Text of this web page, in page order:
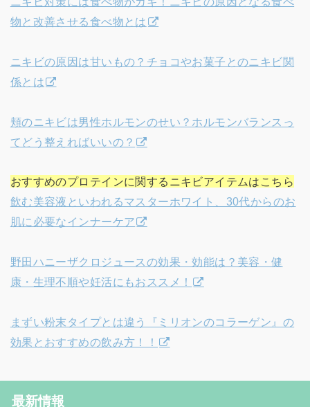
物と改善させる食べ物とは
ニキビの原因は甘いもの？チョコやお菓子とのニキビ関
係とは
頬のニキビは男性ホルモンのせい？ホルモンバランスっ
てどう整えればいいの？
おすすめのプロテインに関するニキビアイテムはこちら
飲む美容液といわれるマスターホワイト、30代からのお
肌に必要なインナーケア
野田ハニーザクロジュースの効果・効能は？美容・健
康・生理不順や妊活にもおススメ！
まずい粉末タイプとは違う『ミリオンのコラーゲン』の
効果とおすすめの飲み方！！
最新情報